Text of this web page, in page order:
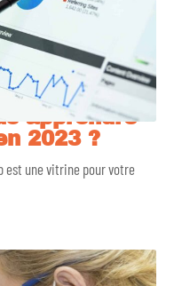
apprendre
2023 ?
est une vitrine pour votre